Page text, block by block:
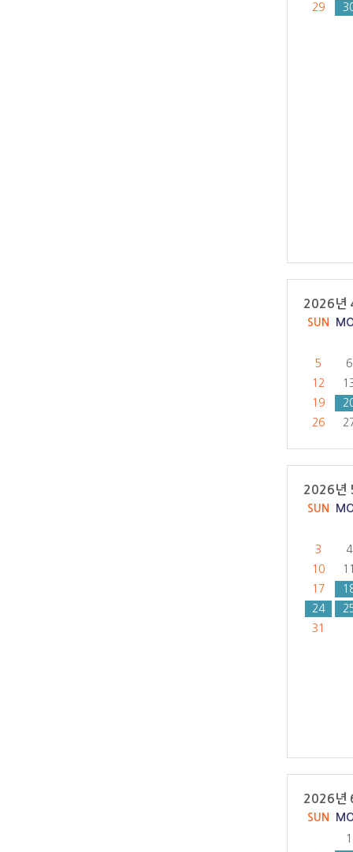
29
2026년
SUN
5
6
12
19
26
2026년
SUN
3
4
10
17
24
31
2026년
SUN
1